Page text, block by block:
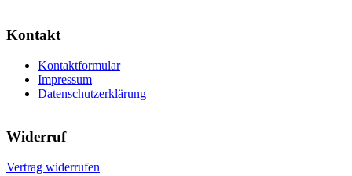
Kontakt
Kontaktformular
Impressum
Datenschutzerklärung
Widerruf
Vertrag widerrufen